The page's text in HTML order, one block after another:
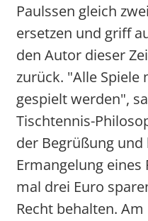
Paulssen gleich
ersetzen und griff
den Autor dieser
zurück. "Alle Spiele
gespielt werden",
Tischtennis-
der Begrüßung
Ermangelung
mal drei Euro
Recht behalten.